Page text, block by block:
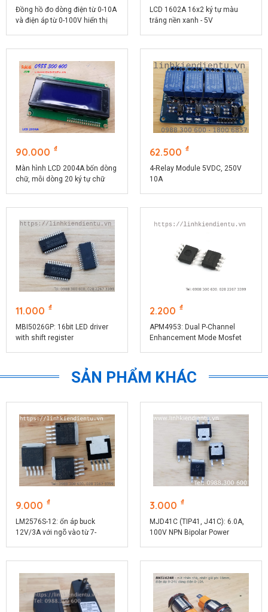
Đồng hồ đo dòng điện từ 0-10A
và điện áp từ 0-100V hiển thị
LCD 1602A 16x2 ký tự màu
trắng nền xanh - 5V
90.000 ₫
Màn hình LCD 2004A bốn dòng
chữ, mỗi dòng 20 ký tự chữ
62.500 ₫
4-Relay Module 5VDC, 250V
10A
11.000 ₫
MBI5026GP: 16bit LED driver
with shift register
2.200 ₫
APM4953: Dual P-Channel
Enhancement Mode Mosfet
SẢN PHẨM KHÁC
9.000 ₫
LM2576S-12: ổn áp buck
12V/3A với ngõ vào từ 7-
3.000 ₫
MJD41C (TIP41, J41C): 6.0A,
100V NPN Bipolar Power